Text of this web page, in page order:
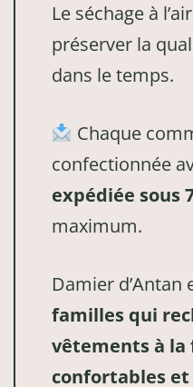
Le séchage à
préserver la
dans le temps.
Chaque
confectionnée
expédiée sous
maximum.
Damier d’Antan
familles qui
vêtements à la
confortables